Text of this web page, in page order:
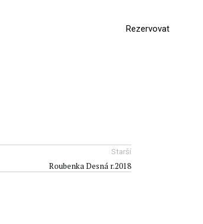
Rezervovat
Starší
Roubenka Desná r.2018